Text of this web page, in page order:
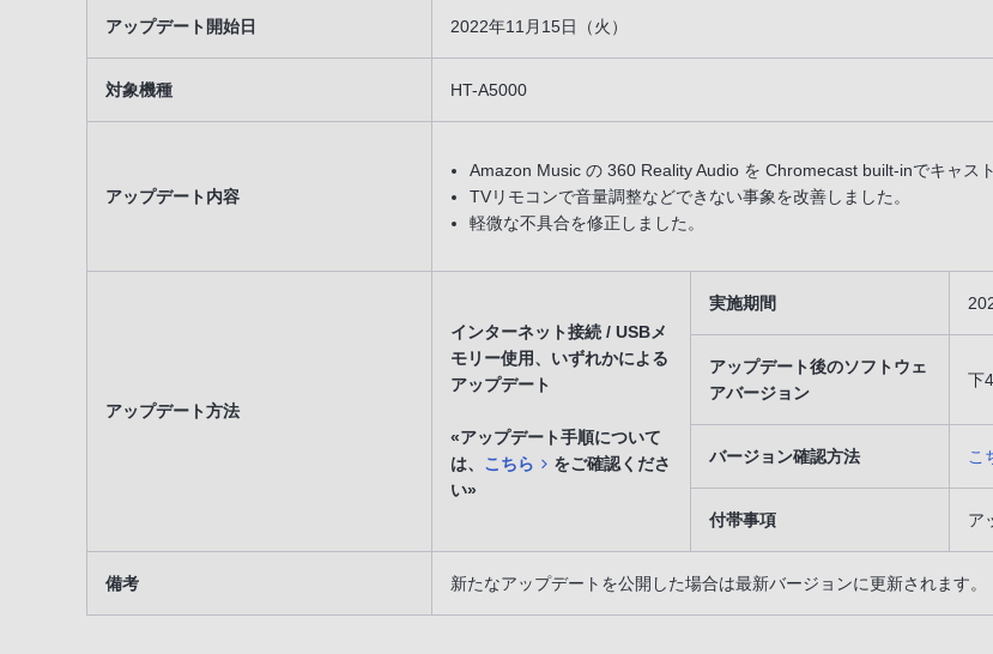
アップデート開始日 2022年11月15日（火）
対象機種 HT-A5000
アップデート内容
Amazon Music の 360 Reality Audio を Chromecast built-inでキャス
TVリモコンで音量調整などできない事象を改善しました。
軽微な不具合を修正しました。
アップデート方法
インターネット接続 / USBメ
モリー使用、いずれかによる
アップデート
«アップデート手順について
は、 こちら
をご確認くださ
い»
実施期間
アップデート後のソフトウェ
アバージョン
下
バージョン確認方法 こ
付帯事項 ア
備考 新たなアップデートを公開した場合は最新バージョンに更新されます。